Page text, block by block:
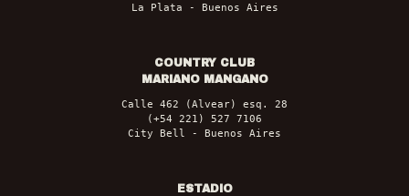
La Plata - Buenos Aires
COUNTRY CLUB
MARIANO MANGANO
Calle 462 (Alvear) esq. 28
(+54 221) 527 7106
City Bell - Buenos Aires
ESTADIO